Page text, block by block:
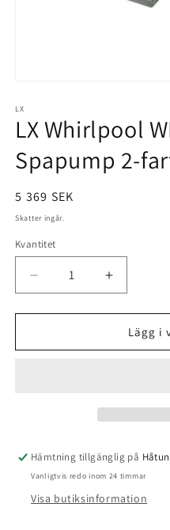
1
i
modalfönster
LX
LX Whirlpool
Spapump 2-
Ordinarie
pris
5 369 SEK
Skatter ingår.
Kvantitet
Minska
kvantitet
för
Whirlpool
Öka
kvantitet
för
Whirlpool
Lägg i
Hämtning tillgänglig på
Vanligtvis redo inom 24 timmar
Visa butiksinformation